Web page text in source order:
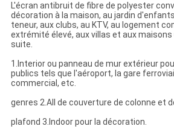
L'écran antibruit de fibre de polyester
décoration à la maison, au jardin
teneur, aux clubs, au KTV, au logement
extrémité élevé, aux villas et aux
suite.
1.Interior ou panneau de mur extérieur
publics tels que l'aéroport, la gare
commercial, etc.
genres 2.All de couverture de colonne et
plafond 3.Indoor pour la décoration.